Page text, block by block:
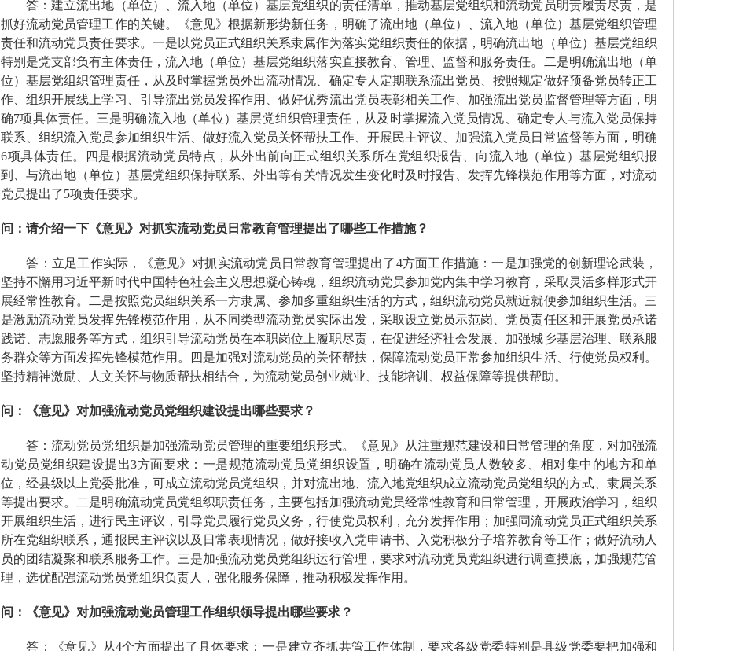
答：建立流出地（单位）、流入地（单位）基层党组织的责任清单，推动基层党组织和流动党员明责履责尽责，是
抓好流动党员管理工作的关键。《意见》根据新形势新任务，明确了流出地（单位）、流入地（单位）基层党组织管理
责任和流动党员责任要求。一是以党员正式组织关系隶属作为落实党组织责任的依据，明确流出地（单位）基层党组织
特别是党支部负有主体责任，流入地（单位）基层党组织落实直接教育、管理、监督和服务责任。二是明确流出地（单
位）基层党组织管理责任，从及时掌握党员外出流动情况、确定专人定期联系流出党员、按照规定做好预备党员转正工
作、组织开展线上学习、引导流出党员发挥作用、做好优秀流出党员表彰相关工作、加强流出党员监督管理等方面，明
确7项具体责任。三是明确流入地（单位）基层党组织管理责任，从及时掌握流入党员情况、确定专人与流入党员保持
联系、组织流入党员参加组织生活、做好流入党员关怀帮扶工作、开展民主评议、加强流入党员日常监督等方面，明确
6项具体责任。四是根据流动党员特点，从外出前向正式组织关系所在党组织报告、向流入地（单位）基层党组织报
到、与流出地（单位）基层党组织保持联系、外出等有关情况发生变化时及时报告、发挥先锋模范作用等方面，对流动
党员提出了5项责任要求。
问：请介绍一下《意见》对抓实流动党员日常教育管理提出了哪些工作措施？
答：立足工作实际，《意见》对抓实流动党员日常教育管理提出了4方面工作措施：一是加强党的创新理论武装，
坚持不懈用习近平新时代中国特色社会主义思想凝心铸魂，组织流动党员参加党内集中学习教育，采取灵活多样形式开
展经常性教育。二是按照党员组织关系一方隶属、参加多重组织生活的方式，组织流动党员就近就便参加组织生活。三
是激励流动党员发挥先锋模范作用，从不同类型流动党员实际出发，采取设立党员示范岗、党员责任区和开展党员承诺
践诺、志愿服务等方式，组织引导流动党员在本职岗位上履职尽责，在促进经济社会发展、加强城乡基层治理、联系服
务群众等方面发挥先锋模范作用。四是加强对流动党员的关怀帮扶，保障流动党员正常参加组织生活、行使党员权利。
坚持精神激励、人文关怀与物质帮扶相结合，为流动党员创业就业、技能培训、权益保障等提供帮助。
问：《意见》对加强流动党员党组织建设提出哪些要求？
答：流动党员党组织是加强流动党员管理的重要组织形式。《意见》从注重规范建设和日常管理的角度，对加强流
动党员党组织建设提出3方面要求：一是规范流动党员党组织设置，明确在流动党员人数较多、相对集中的地方和单
位，经县级以上党委批准，可成立流动党员党组织，并对流出地、流入地党组织成立流动党员党组织的方式、隶属关系
等提出要求。二是明确流动党员党组织职责任务，主要包括加强流动党员经常性教育和日常管理，开展政治学习，组织
开展组织生活，进行民主评议，引导党员履行党员义务，行使党员权利，充分发挥作用；加强同流动党员正式组织关系
所在党组织联系，通报民主评议以及日常表现情况，做好接收入党申请书、入党积极分子培养教育等工作；做好流动人
员的团结凝聚和联系服务工作。三是加强流动党员党组织运行管理，要求对流动党员党组织进行调查摸底，加强规范管
理，选优配强流动党员党组织负责人，强化服务保障，推动积极发挥作用。
问：《意见》对加强流动党员管理工作组织领导提出哪些要求？
答：《意见》从4个方面提出了具体要求：一是建立齐抓共管工作体制，要求各级党委特别是县级党委要把加强和